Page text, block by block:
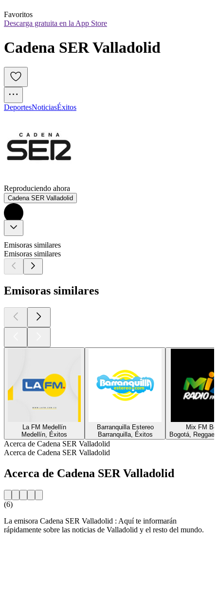
Favoritos
Descarga gratuita en la App Store
Cadena SER Valladolid
DeportesNoticiasÉxitos
Reproduciendo ahora
Cadena SER Valladolid
Emisoras similares
Emisoras similares
Emisoras similares
La FM Medellín
Medellín, Éxitos
Barranquilla Estereo
Barranquilla, Éxitos
Mix FM
Bogotá,
Acerca de Cadena SER Valladolid
Acerca de Cadena SER Valladolid
Acerca de Cadena SER Valladolid
(6)
La emisora Cadena SER Valladolid : Aquí te informarán
rápidamente sobre las noticias de Valladolid y el resto del mundo.